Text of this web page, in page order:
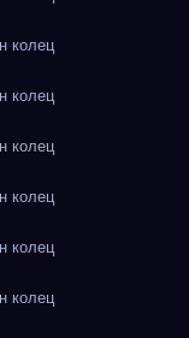
колец
колец
колец
колец
колец
колец